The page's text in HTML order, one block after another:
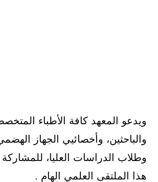
ويدعو المعهد كافة الأطباء
والباحثين، وأخصائيي الجهاز
وطلاب الدراسات العليا،
هذا الملتقى العلمي الهام .